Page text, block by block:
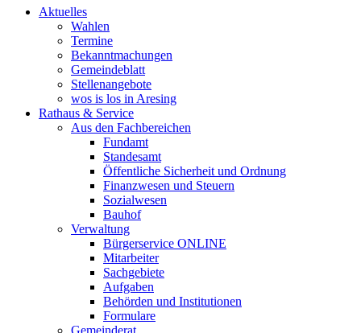
Aktuelles
Wahlen
Termine
Bekanntmachungen
Gemeindeblatt
Stellenangebote
wos is los in Aresing
Rathaus & Service
Aus den Fachbereichen
Fundamt
Standesamt
Öffentliche Sicherheit und Ordnung
Finanzwesen und Steuern
Sozialwesen
Bauhof
Verwaltung
Bürgerservice ONLINE
Mitarbeiter
Sachgebiete
Aufgaben
Behörden und Institutionen
Formulare
Gemeinderat